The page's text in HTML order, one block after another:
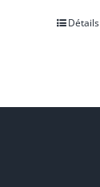
Détails